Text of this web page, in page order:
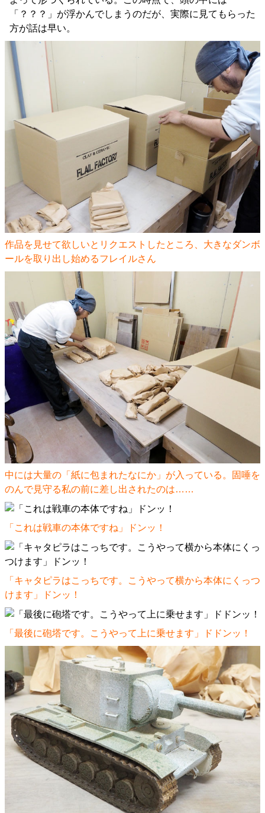
「？？？」が浮かんでしまうのだが、実際に見てもらった
方が話は早い。
作品を見せて欲しいとリクエストしたところ、大きなダンボ
ールを取り出し始めるフレイルさん
中には大量の「紙に包まれたなにか」が入っている。固唾を
のんで見守る私の前に差し出されたのは……
「これは戦車の本体ですね」ドンッ！
「キャタピラはこっちです。こうやって横から本体にくっつ
けます」ドンッ！
「最後に砲塔です。こうやって上に乗せます」ドドンッ！